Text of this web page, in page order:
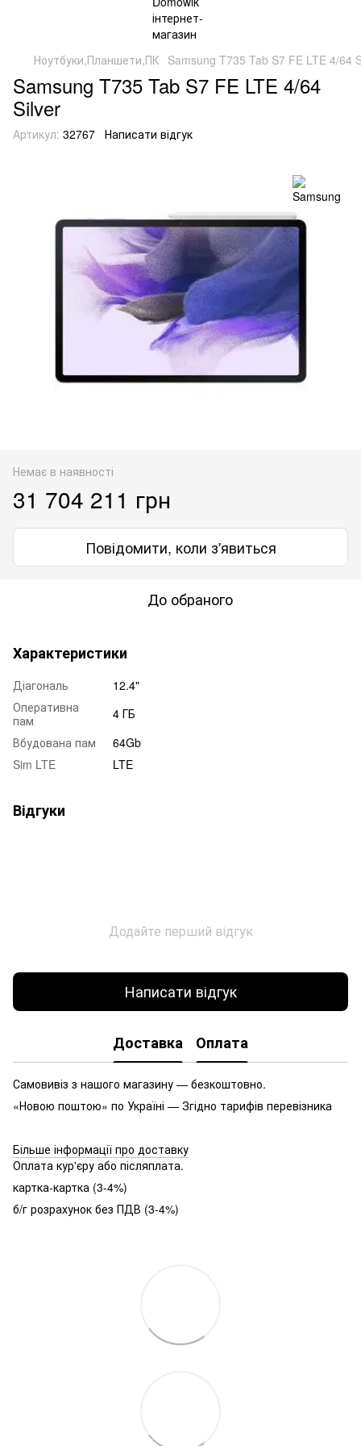
Ноутбуки,Планшети,ПК Samsung T735 Tab S7 FE LTE 4/64
Samsung T735 Tab S7 FE LTE 4/64
Silver
Артикул: 32767 Написати відгук
Немає в наявності
31 704 211 грн
Повідомити, коли з'явиться
До обраного
Характеристики
Діагональ
12.4"
Оперативна
пам
4 ГБ
Вбудована пам
64Gb
Sim LTE
LTE
Відгуки
Додайте перший відгук
Написати відгук
Доставка Оплата
Самовивіз з нашого магазину — безкоштовно.
«Новою поштою» по Україні — Згідно тарифів перевізника
Більше інформації про доставку
Оплата кур'єру або післяплата.
картка-картка (3-4%)
б/г розрахунок без ПДВ (3-4%)